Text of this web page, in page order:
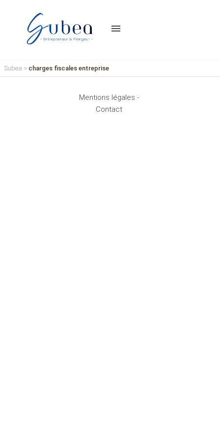
menu
Subea > charges fiscales entreprise
Mentions légales -
Contact